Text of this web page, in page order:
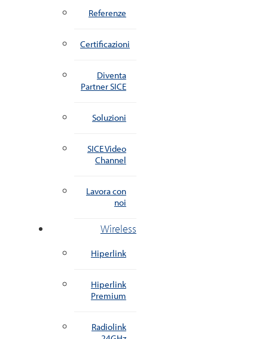
Referenze
Certificazioni
Diventa
Partner SICE
Soluzioni
SICE Video
Channel
Lavora con
noi
Wireless
Hiperlink
Hiperlink
Premium
Radiolink